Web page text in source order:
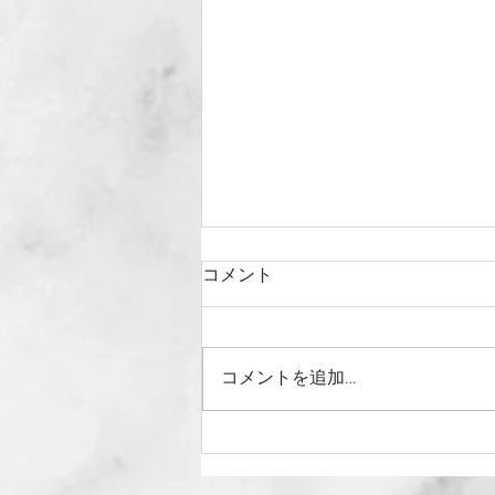
親子21サロンに出席いたしま
コメント
コメントを追加…